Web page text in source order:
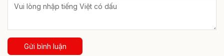
Gửi bình luận